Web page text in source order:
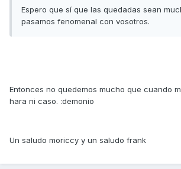
Espero que sí que las quedadas sean
pasamos fenomenal con vosotros.
Entonces no quedemos mucho que cuando
hara ni caso. :demonio
Un saludo moriccy y un saludo frank